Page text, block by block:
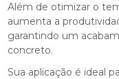
Além de otimizar o
aumenta a
garantindo um
concreto.
Sua aplicação é ideal